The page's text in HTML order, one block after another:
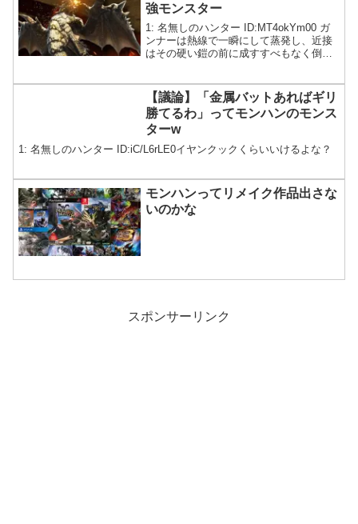
強モンスター
1: 名無しのハンター ID:MT4okYm00 ガ
ンナーは熱線で一瞬にして蒸発し、近接
はその硬い鎧の前に成すすべもなく倒さ
【議論】「金属バットあればギリ
勝てるわ」ってモンハンのモンス
ターw
1: 名無しのハンター ID:iC/L6rLE0イヤンクックくらいいけるよな？
モンハンってリメイク作品出さな
いのかな
スポンサーリンク